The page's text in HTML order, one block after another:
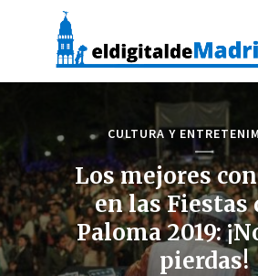
CULTURA Y
Los mejores
en las Fiestas
Paloma 2019:
pierdas!